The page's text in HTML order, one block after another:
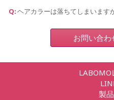
ヘアカラーは落ちてしまいます
お問い合わ
LABOMO
製